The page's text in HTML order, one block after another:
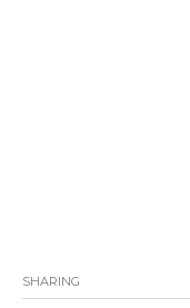
SHARING